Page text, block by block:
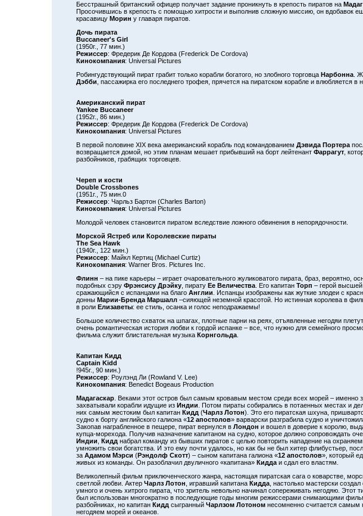
Бесстрашный британский офицер получает задание проникнуть в крепость пиратов на
Просочившись в крепость с помощью хитрости и выполнив сложную миссию, он вдобавок
красавицу Морин у главаря пиратов.
Дочь пирата
Buccaneer's Girl
(1950г., 77 мин.)
Режиссер: Фредерик Де Кордова (Frederick De Cordova)
Кинокомпания: Universal Pictures
Робингудствующий пират грабит только корабли богатого, но злобного торговца Нарбонна.
Дэбби , пассажирка его последнего трофея, прячется на пиратском корабле и влюбляется в
Американский пират
Yankee Buccaneer
(1952г., 86 мин.)
Режиссер: Фредерик Де Кордова (Frederick De Cordova)
Кинокомпания: Universal Pictures
В первой половине XIX века американский корабль под командованием Дэвида Портера
возвращается домой, но этим планам мешает прибывший на борт лейтенант Фаррагут,
разбойников, грабящих торговцев.
Череп и кости
Double Crossbones
(1951г., 75 мин.0
Режиссер: Чарльз Бартон (Charles Barton)
Кинокомпания: Universal Pictures
Молодой человек становится пиратом вследствие ложного обвинения в непорядочности.
Морской Ястреб или Королевские пираты
The Sea Hawk
(1940г., 122 мин.)
Режиссер: Майкл Кертиц (Michael Curtiz)
Кинокомпания: Warner Bros. Pictures Inc.
Флинн – на пике карьеры – играет очаровательного жуликоватого пирата, браз, вероятно,
подобных сэру Фрэнсису Дрэйку, пирату Ее Величества. Его капитан Торп – герой
сражающийся с испанцами на благо Англии . Испанцы изображены как жуткие злодеи с
донныМарии-Бренда Маршалл–сияющей неземной красотой. Но истинная королева в
в роли Елизаветы: ее стиль, осанка и голос неподражаемы!
Большое количество схваток на шпагах, плотные парни на реях, отъявленные негодяи
очень романтическая история любви к гордой испанке – все, что нужно для семейного
фильма служит блистательная музыка Корнгольда.
Капитан Кидд
Captain Kidd
!945г., 90 мин.)
Режиссер: Роулэнд Ли (Rowland V. Lee)
Кинокомпания: Benedict Bogeaus Production
Мадагаскар. Веками этот остров был самым кровавым местом среди всех морей – именно
захватывали корабли идущие из Индии . Потом пираты собирались в потаенных местах и
них самым жестоким был капитанКидд (Чарлз Лотон). Это его пиратская шхуна,
судно к борту английского галиона «12 апостолов» варварски разграбила судно и
Закопав награбленное в пещере, пират вернулся в Лондон и вошел в доверие к королю,
купца-морехода. Получив назначение капитаном на судно, которое должно сопровождать
Индии Кидд набрал команду из бывших пиратов с целью повторить нападение на
умножить свои богатства. И это ему почти удалось, но как бы не был хитер флибустьер,
за Адамом Мэрси (Рэндолф Скотт) – сыном капитана галиона «12 апостолов», который
живых из команды. Он разоблачил двуличного «капитана» Киддаи сдал его властям.
Великолепный фильм приключенческого жанра, настоящая пиратская сага о коварстве,
светлой любви. Актер Чарлз Лотон , игравший капитана Кидда, настолько мастерски создал
умного и очень хитрого пирата, что зритель невольно начинал сопереживать негодяю. Этот
был использован многократно в последующие годы многим режиссерами снимающими
разбойниках, но капитан Кидд сыгранный Чарлзом Лотономнесомненно считается самым
негодяем морей и океанов.